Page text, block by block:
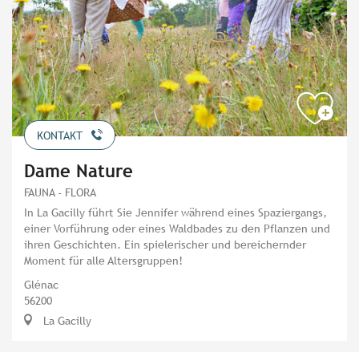
KONTAKT
Dame Nature
FAUNA - FLORA
In La Gacilly führt Sie Jennifer während eines Spaziergangs,
einer Vorführung oder eines Waldbades zu den Pflanzen und
ihren Geschichten. Ein spielerischer und bereichernder
Moment für alle Altersgruppen!
Glénac
56200
La Gacilly